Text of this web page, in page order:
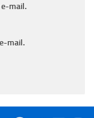
mail.
mail.